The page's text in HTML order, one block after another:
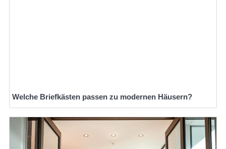
Welche Briefkästen passen zu modernen Häusern?